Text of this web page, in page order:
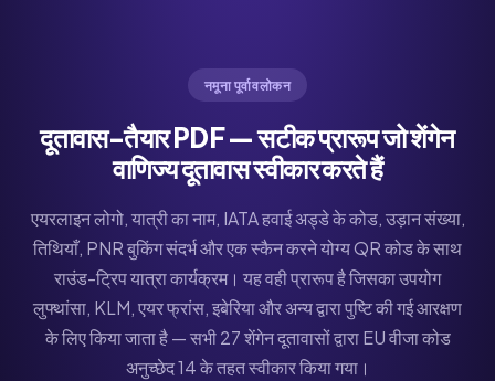
नमूना पूर्वावलोकन
दूतावास-तैयार PDF — सटीक प्रारूप जो शेंगेन
वाणिज्य दूतावास स्वीकार करते हैं
एयरलाइन लोगो, यात्री का नाम, IATA हवाई अड्डे के कोड, उड़ान संख्या,
तिथियाँ, PNR बुकिंग संदर्भ और एक स्कैन करने योग्य QR कोड के साथ
राउंड-ट्रिप यात्रा कार्यक्रम। यह वही प्रारूप है जिसका उपयोग
लुफ्थांसा, KLM, एयर फ्रांस, इबेरिया और अन्य द्वारा पुष्टि की गई आरक्षण
के लिए किया जाता है — सभी 27 शेंगेन दूतावासों द्वारा EU वीजा कोड
अनुच्छेद 14 के तहत स्वीकार किया गया।